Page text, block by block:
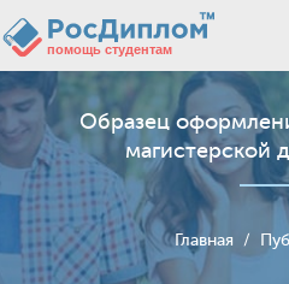
Образец
магистерской
Главная /